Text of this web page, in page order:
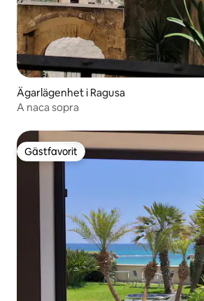
Ägarlägenhet i Ragusa
A naca sopra
Gästfavorit
Gästfavorit